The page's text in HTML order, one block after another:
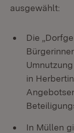
ausgewählt:
Die
in
In Müllen